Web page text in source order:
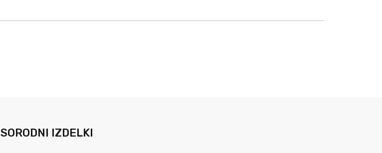
SORODNI IZDELKI